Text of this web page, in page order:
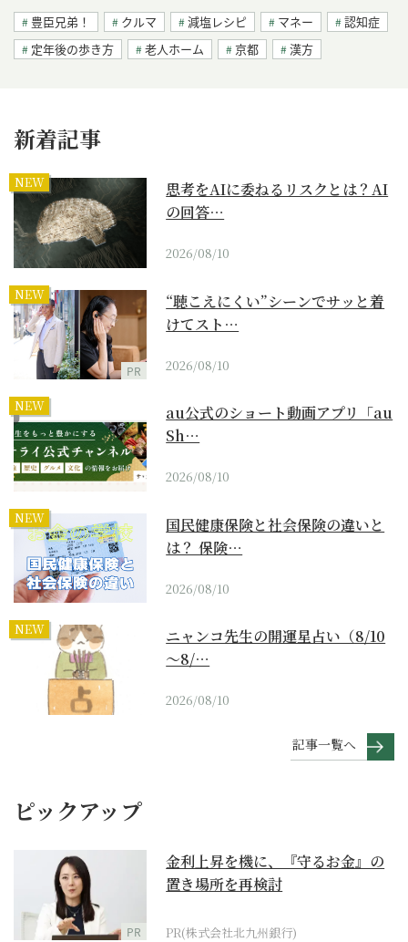
豊臣兄弟！ クルマ 減塩レシピ マネー
認知症
定年後の歩き方
老人ホーム 京都 漢方
新着記事
NEW
思考をAIに委ねるリスクとは？AI
の回答…
2026/08/10
NEW
PR
“聴こえにくい”シーンでサッと着
けてスト…
2026/08/10
NEW
au公式のショート動画アプリ「au
Sh…
2026/08/10
NEW
国民健康保険と社会保険の違いと
は？ 保険…
2026/08/10
NEW
ニャンコ先生の開運星占い（8/10
～8/…
2026/08/10
記事一覧へ
ピックアップ
PR
金利上昇を機に、『守るお金』の
置き場所を再検討
PR(株式会社北九州銀行)